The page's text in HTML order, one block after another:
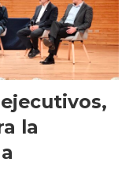
la